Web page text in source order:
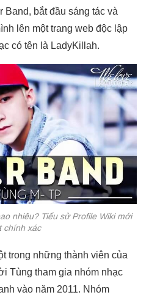
Band, bắt đầu sáng tác và
lên một trang web độc lập
có tên là LadyKillah.
nhiêu? Tiểu sử Profile Wiki mới
chính xác
trong những thành viên của
Tùng tham gia nhóm nhạc
vào năm 2011. Nhóm